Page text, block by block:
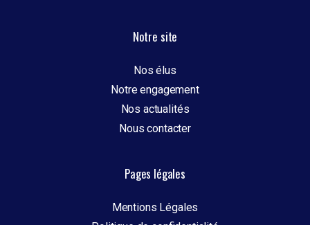
Notre site
Nos élus
Notre engagement
Nos actualités
Nous contacter
Pages légales
Mentions Légales